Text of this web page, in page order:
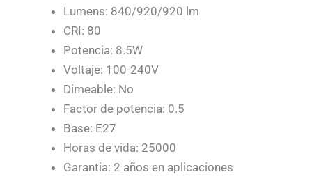
Lumens: 840/920/920 lm
CRI: 80
Potencia: 8.5W
Voltaje: 100-240V
Dimeable: No
Factor de potencia: 0.5
Base: E27
Horas de vida: 25000
Garantia: 2 años en aplicaciones